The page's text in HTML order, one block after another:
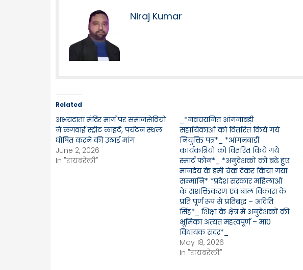
Niraj Kumar
Related
अभयदाता मंदिर मार्ग पर समाजसेवियों
ने लगवाई स्ट्रीट लाइटें, पर्यटन स्थल
घोषित करने की उठाई मांग
June 2, 2026
In "रायबरेली"
_*नवचयनित आंगनाबड़ी
सहायिकाओं को वितरित किये गये
नियुक्ति पत्र*_ *आंगनबाड़ी
कार्यकत्रियों को वितरित किये गये
स्मार्ट फोन*_ *अनुदेशकों को बढ़े हुए
मानदेय के डमी चेक देकर किया गया
सम्मानि* *प्रदेश सरकार महिलाओं
के सशक्तिकरण एवं बाल विकास के
प्रति पूर्ण रूप से प्रतिबद्ध – अदिति
सिंह*_ शिक्षा के क्षेत्र में अनुदेशकों की
भूमिका अत्यंत महत्वपूर्ण – मा0
विधायक सदर*_
May 18, 2026
In "रायबरेली"